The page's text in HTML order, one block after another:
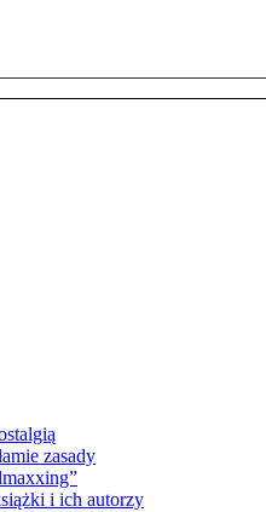
zasady
i ich autorzy